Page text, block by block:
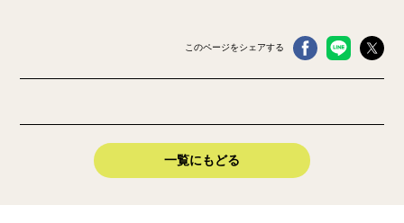
このページをシェアする
一覧にもどる